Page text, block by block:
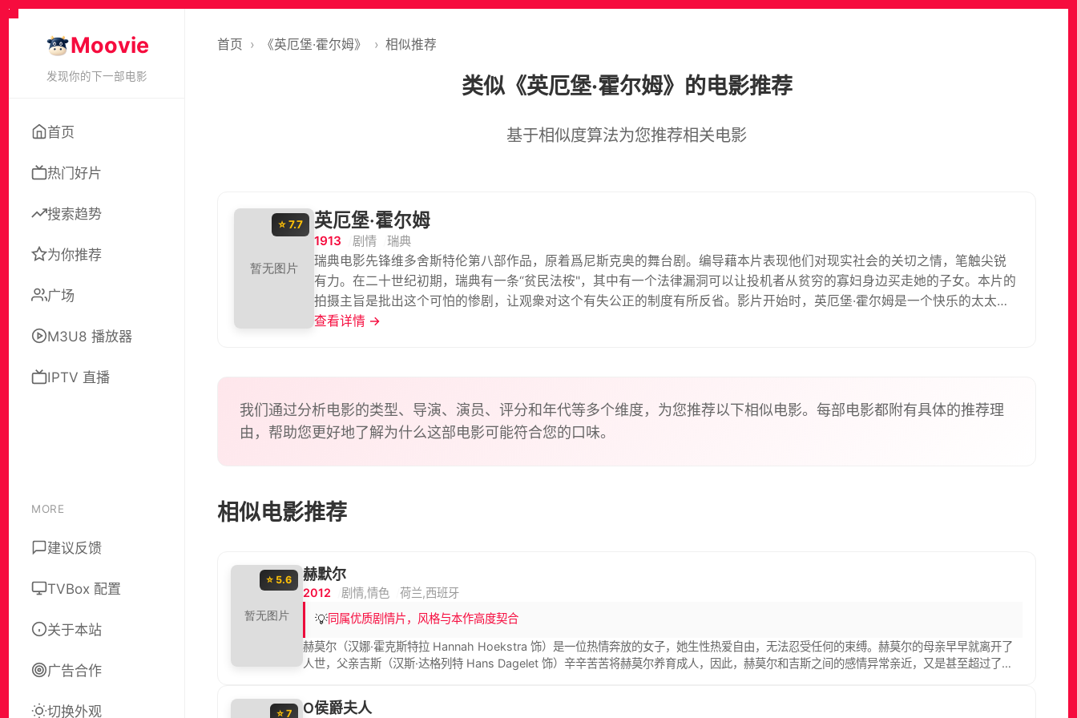
Moovie
发现你的下一部电影
首页
热门好片
搜索趋势
为你推荐
广场
M3U8 播放器
IPTV 直播
MORE
建议反馈
TVBox 配置
关于本站
广告合作
切换外观
首页 › 《英厄堡·霍尔姆》 › 相似推荐
类似《英厄堡·霍尔姆》的电影推荐
基于相似度算法为您推荐相关电影
⭐ 7.7 英厄堡·霍尔姆
1913 剧情
瑞典
瑞典电影先锋维多舍斯特伦第八部作品，原着爲尼斯克奥的舞台剧。编导藉本片表现他们对现实社会的关切之情，笔触尖锐
有力。在二十世纪初期，瑞典有一条“贫民法桉"，其中有一个法律漏洞可以让投机者从贫穷的寡妇身边买走她的子女。本片的
拍摄主旨是批出这个可怕的惨剧，让观衆对这个有失公正的制度有所反省。影片开始时，英厄堡·霍尔姆是一个快乐的太太，
她丈夫是个成功的小店东，他们有三个年幼子女，家庭生活幸福。不料霍尔姆先生突然因心髒病发去世，霍尔姆太太面对债
会写实片"代表作。
查看详情 →
我们通过分析电影的类型、导演、演员、评分和年代等多个维度，为您推荐以下相似电影。每部电影都附有具体的推荐理
由，帮助您更好地了解为什么这部电影可能符合您的口味。
相似电影推荐
⭐ 5.6 赫默尔
2012 剧情,情色 荷兰,西班牙
💡同属优质剧情片，风格与本作高度契合
赫莫尔（汉娜·霍克斯特拉 Hannah Hoekstra 饰）是一位热情奔放的女子，她生性热爱自由，无法忍受任何的束缚。赫莫尔的母亲早早就离开了
人世，父亲吉斯（汉斯·达格列特 Hans Dagelet 饰）辛辛苦苦将赫莫尔养育成人，因此，赫莫尔和吉斯之间的感情异常亲近，又是甚至超过了亲
中。某日，一位名叫苏菲（里弗卡·罗德森 Rifka Lodeizen 饰）的年轻拍卖官出现在了吉斯的身边，这一次，吉斯似乎动起了真情，这让赫莫尔第
一次品尝到了妒忌的滋味。
⭐ 7 O侯爵夫人